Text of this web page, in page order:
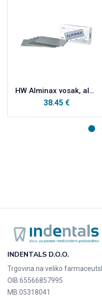
HW Alminax vosak, aluminijski vosak 250g
38.45 €
INDENTALS D.O.O.
Trgovina na veliko
OIB:65566857995
MB:05318041